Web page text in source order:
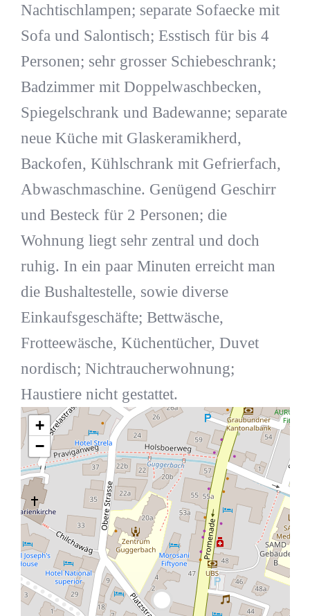
Nachtischlampen; separate Sofaecke mit
Sofa und Salontisch; Esstisch für bis 4
Personen; sehr grosser Schiebeschrank;
Badzimmer mit Doppelwaschbecken,
Spiegelschrank und Badewanne; separate
neue Küche mit Glaskeramikherd,
Backofen, Kühlschrank mit Gefrierfach,
Abwaschmaschine. Genügend Geschirr
und Besteck für 2 Personen; die
Wohnung liegt sehr zentral und doch
ruhig. In ein paar Minuten erreicht man
die Bushaltestelle, sowie diverse
Einkaufsgeschäfte; Bettwäsche,
Frotteewäsche, Küchentücher, Duvet
nordisch; Nichtraucherwohnung;
Haustiere nicht gestattet.
+
−